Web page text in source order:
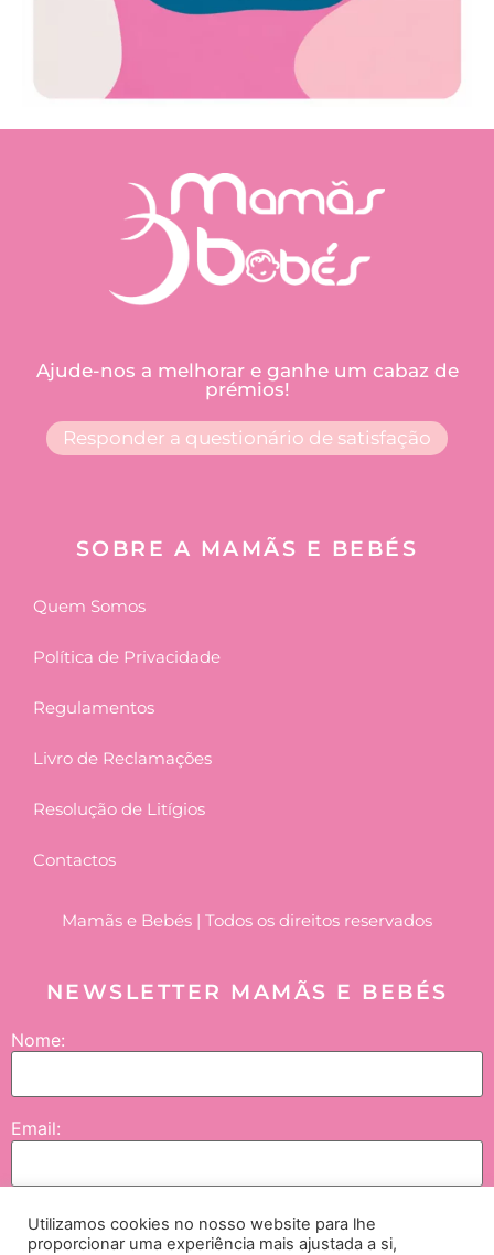
Ajude-nos a melhorar e ganhe um cabaz de
prémios!
Responder a questionário de satisfação
SOBRE A MAMÃS E BEBÉS
Quem Somos
Política de Privacidade
Regulamentos
Livro de Reclamações
Resolução de Litígios
Contactos
Mamãs e Bebés | Todos os direitos reservados
NEWSLETTER MAMÃS E BEBÉS
Nome:
Email:
Enviar
Utilizamos cookies no nosso website para lhe
proporcionar uma experiência mais ajustada a si,